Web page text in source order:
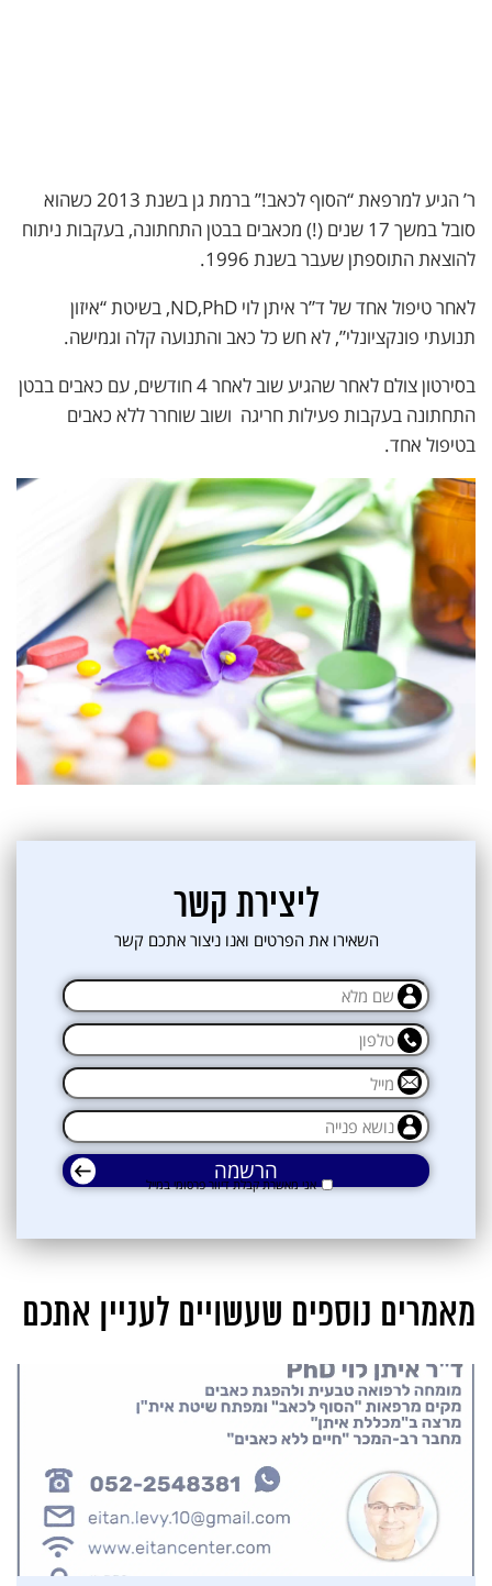
ר’ הגיע למרפאת “הסוף לכאב!” ברמת גן בשנת 2013 כשהוא
סובל במשך 17 שנים (!) מכאבים בבטן התחתונה, בעקבות ניתוח
להוצאת התוספתן שעבר בשנת 1996.
לאחר טיפול אחד של ד”ר איתן לוי ND,PhD, בשיטת “איזון
תנועתי פונקציונלי”, לא חש כל כאב והתנועה קלה וגמישה.
בסירטון צולם לאחר שהגיע שוב לאחר 4 חודשים, עם כאבים בבטן
התחתונה בעקבות פעילות חריגה ושוב שוחרר ללא כאבים
בטיפול אחד.
ליצירת קשר
השאירו את הפרטים ואנו ניצור אתכם קשר
אני מאשרת קבלת דיוור פרסומי במייל
מאמרים נוספים שעשויים לעניין אתכם